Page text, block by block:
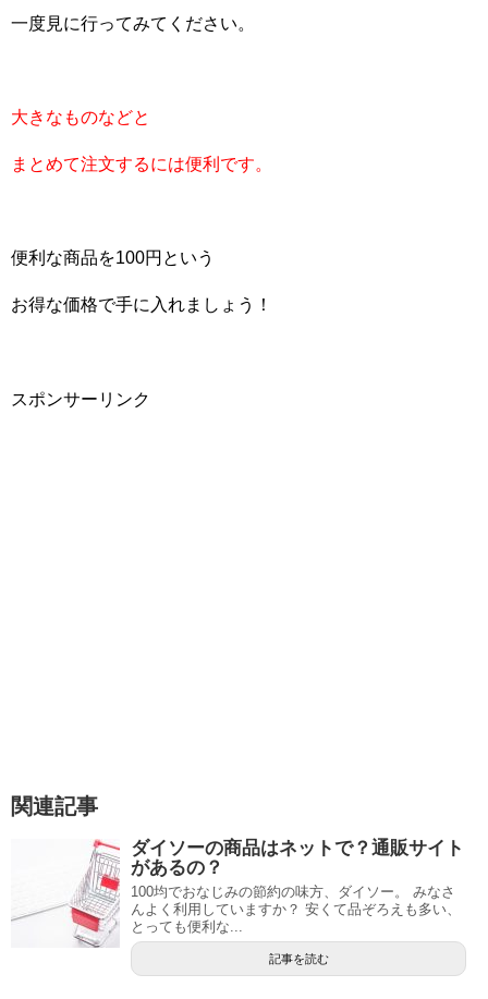
一度見に行ってみてください。
大きなものなどと
まとめて注文するには便利です。
便利な商品を100円という
お得な価格で手に入れましょう！
スポンサーリンク
関連記事
ダイソーの商品はネットで？通販サイト
があるの？
100均でおなじみの節約の味方、ダイソー。 みなさ
んよく利用していますか？ 安くて品ぞろえも多い、
とっても便利な...
記事を読む